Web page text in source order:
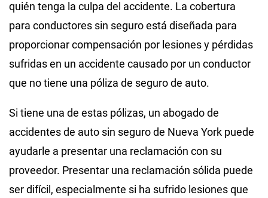
quién tenga la culpa del accidente. La cobertura
para conductores sin seguro está diseñada para
proporcionar compensación por lesiones y pérdidas
sufridas en un accidente causado por un conductor
que no tiene una póliza de seguro de auto.
Si tiene una de estas pólizas, un abogado de
accidentes de auto sin seguro de Nueva York puede
ayudarle a presentar una reclamación con su
proveedor. Presentar una reclamación sólida puede
ser difícil, especialmente si ha sufrido lesiones que